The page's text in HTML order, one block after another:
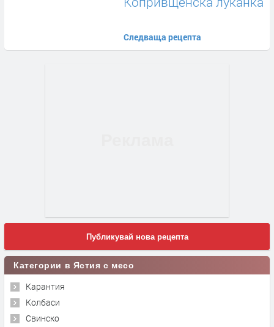
Следваща рецепта
Публикувай нова рецепта
Категории в Ястия с месо
Карантия
Колбаси
Свинско